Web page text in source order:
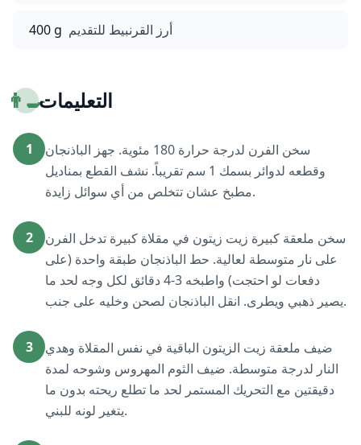
400 g أرز القرنبيط للتقديم
👨‍🍳التعليمات
1
سخن الفرن لدرجة حرارة 180 مئوية. جهز الباذنجان
وقطعه لدوائر بسمك 1 سم تقريباً. نشف القطع بمناديل
مطبخ عشان تتخلص من أي سوائل زايدة.
2
سخن ملعقة كبيرة زيت زيتون في مقلاة كبيرة تدخل الفرن
على نار متوسطة لعالية. حط الباذنجان طبقة واحدة (على
دفعات لو احتجت) واطبخه 3-4 دقائق لكل وجه لحد ما
يصير ذهبي ويطرى. انقل الباذنجان لصحن وخليه على جنب.
3
ضيف ملعقة زيت الزيتون الباقية في نفس المقلاة وهدي
النار لدرجة متوسطة. ضيف الثوم المهروس وشوحه لمدة
دقيقتين مع التحريك المستمر لحد ما تطلع ريحته بدون ما
يتغير لونه للبني.